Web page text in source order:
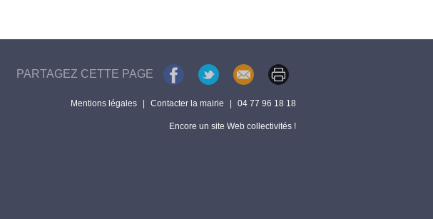
PARTAGEZ CETTE PAGE
Mentions légales Contacter la mairie 04 77 96 18 18
Encore un site Web collectivités !